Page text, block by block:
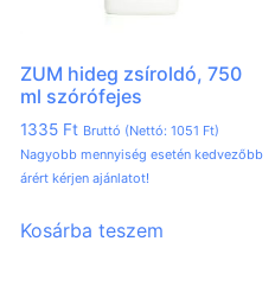
ZUM hideg zsíroldó, 750
ml szórófejes
1335 Ft Bruttó (Nettó: 1051 Ft)
Nagyobb mennyiség esetén kedvezőbb
árért kérjen ajánlatot!
Kosárba teszem